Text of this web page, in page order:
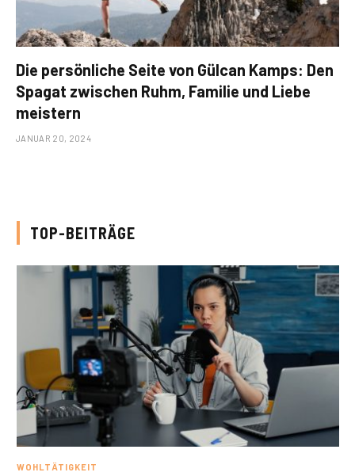
Die persönliche Seite von Gülcan Kamps: Den
Spagat zwischen Ruhm, Familie und Liebe
meistern
JANUAR 20, 2024
TOP-BEITRÄGE
WOHLTÄTIGKEIT